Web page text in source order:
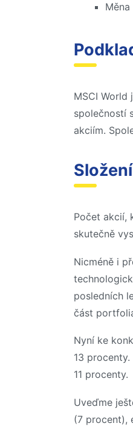
MSCI
společností
akciím.
Počet akcií,
skutečně
Nicméně i
posledních
část
Nyní ke
13
11 procenty.
Uveďme
(7 procent),